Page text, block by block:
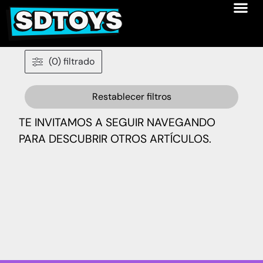
(0) filtrado
Restablecer filtros
TE INVITAMOS A SEGUIR NAVEGANDO
PARA DESCUBRIR OTROS ARTÍCULOS.